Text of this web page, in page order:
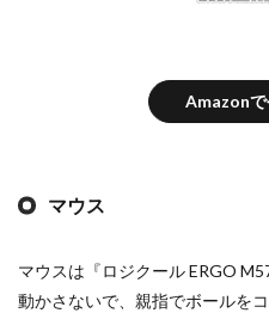
Amazonで
マウス
マウスは『ロジクール ERGO
動かさないで、親指でボールを